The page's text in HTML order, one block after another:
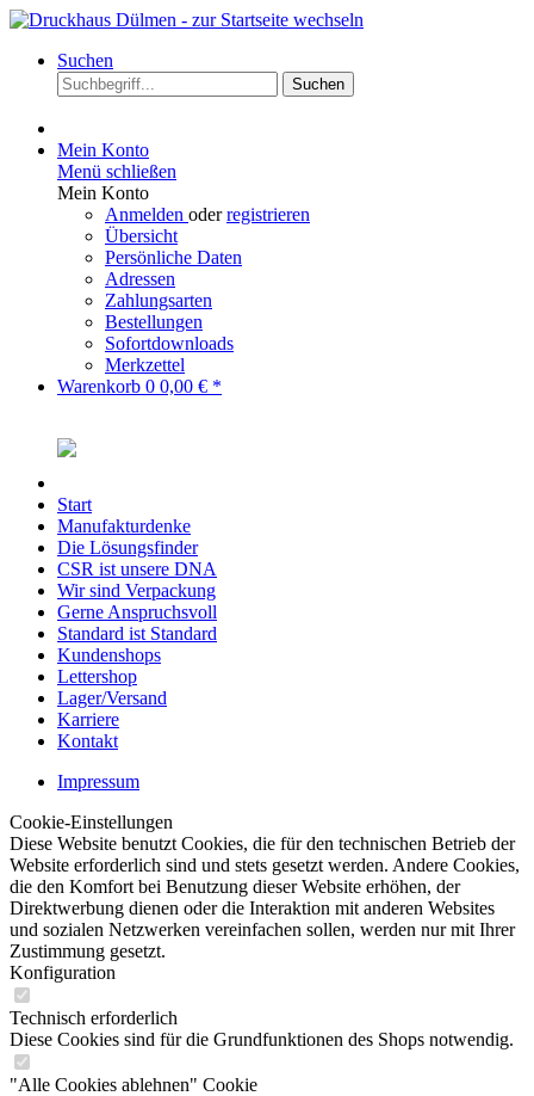
Suchen
Suchen
Mein Konto
Menü schließen
Mein Konto
Anmelden oderregistrieren
Übersicht
Persönliche Daten
Adressen
Zahlungsarten
Bestellungen
Sofortdownloads
Merkzettel
Warenkorb 0 0,00 € *
Start
Manufakturdenke
Die Lösungsfinder
CSR ist unsere DNA
Wir sind Verpackung
Gerne Anspruchsvoll
Standard ist Standard
Kundenshops
Lettershop
Lager/Versand
Karriere
Kontakt
Impressum
Cookie-Einstellungen
Diese Website benutzt Cookies, die für den technischen Betrieb der
Website erforderlich sind und stets gesetzt werden. Andere Cookies,
die den Komfort bei Benutzung dieser Website erhöhen, der
Direktwerbung dienen oder die Interaktion mit anderen Websites
und sozialen Netzwerken vereinfachen sollen, werden nur mit Ihrer
Zustimmung gesetzt.
Konfiguration
Technisch erforderlich
Diese Cookies sind für die Grundfunktionen des Shops notwendig.
"Alle Cookies ablehnen" Cookie